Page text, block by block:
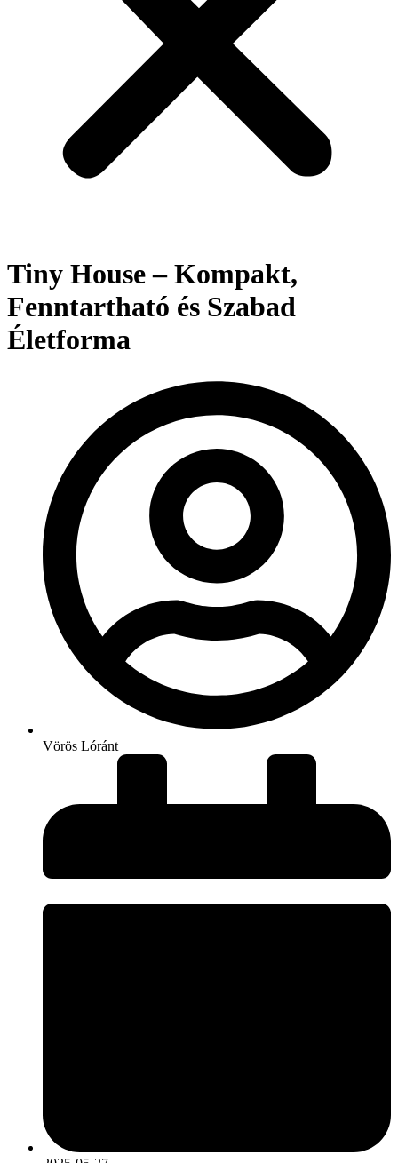
Tiny House – Kompakt,
Fenntartható és Szabad
Életforma
Vörös Lóránt